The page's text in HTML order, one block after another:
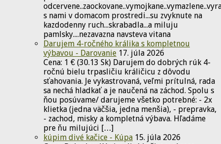
s nami v domacom prostredi...su zvyknute na
kazdodenny ruch...skrabadla...a miluju
pamlsky....nezavazna navsteva vitana
Darujem 4-ročného králika s kompletnou
výbavou - Darovanie 17. júla 2026
Cena: 1 € (30.13 Sk) Darujem do dobrých rúk 4-
ročnú bielu trpasličiu králičicu z dôvodu
sťahovania. Je vykastrovaná, veľmi prítulná, rada
sa nechá hladkať a je naučená na záchod. Spolu s
ňou posúvame/ darujeme všetko potrebné: - 2x
klietka (jedna väčšia, jedna menšia), - prepravka,
- zachod, misky a kompletná výbava. Hľadáme
pre ňu milujúci […]
kúpim divé kačice - Kúpa 15. júla 2026